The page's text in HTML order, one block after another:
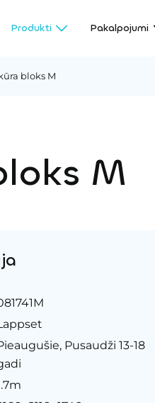
Produkti Pakalpojumi
bloks M
M
Pusaudži 13-18